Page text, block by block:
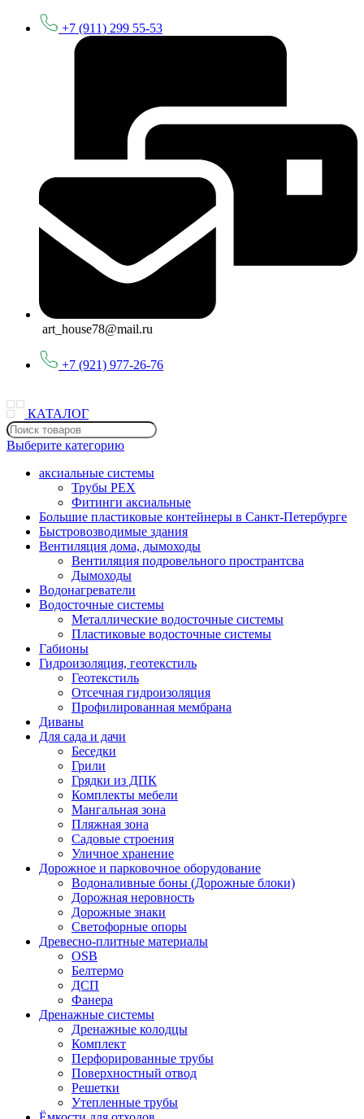
+7 (911) 299 55-53
art_house78@mail.ru
+7 (921) 977-26-76
КАТАЛОГ
Выберите категорию
аксиальные системы
Трубы PEX
Фитинги аксиальные
Большие пластиковые контейнеры в Санкт-Петербурге
Быстровозводимые здания
Вентиляция дома, дымоходы
Вентиляция подровельного пространтсва
Дымоходы
Водонагреватели
Водосточные системы
Металлические водосточные системы
Пластиковые водосточные системы
Габионы
Гидроизоляция, геотекстиль
Геотекстиль
Отсечная гидроизоляция
Профилированная мембрана
Диваны
Для сада и дачи
Беседки
Грили
Грядки из ДПК
Комплекты мебели
Мангальная зона
Пляжная зона
Садовые строения
Уличное хранение
Дорожное и парковочное оборудование
Водоналивные боны (Дорожные блоки)
Дорожная неровность
Дорожные знаки
Светофорные опоры
Древесно-плитные материалы
OSB
Белтермо
ДСП
Фанера
Дренажные системы
Дренажные колодцы
Комплект
Перфорированные трубы
Поверхностный отвод
Решетки
Утепленные трубы